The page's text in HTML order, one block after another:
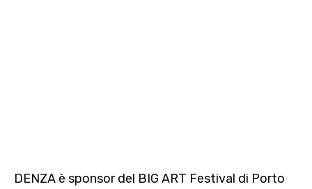
DENZA è sponsor del BIG ART Festival di Porto